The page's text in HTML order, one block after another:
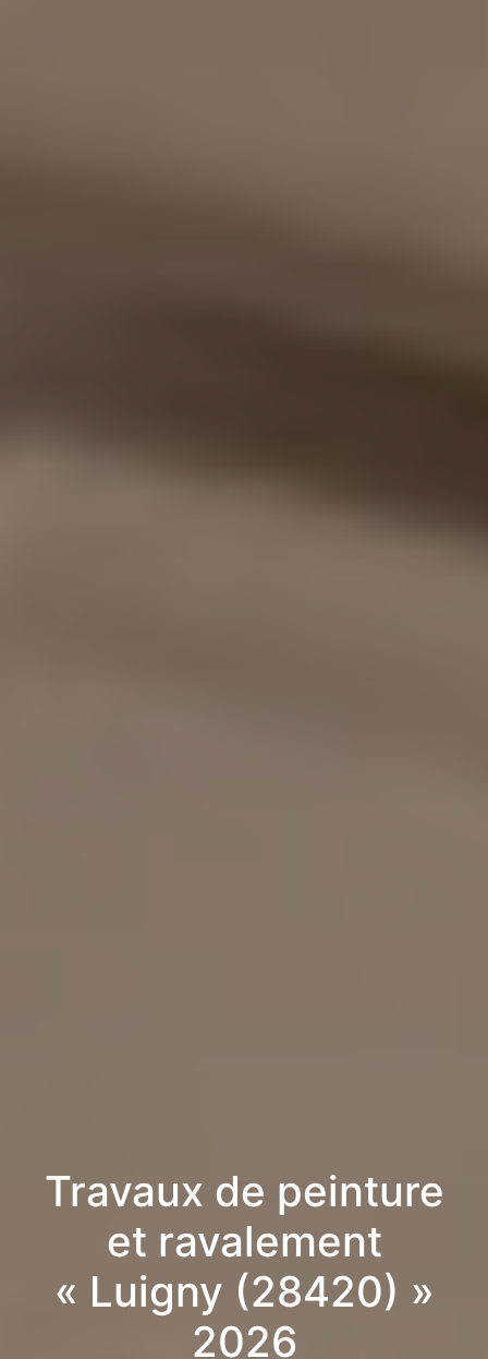
Travaux de peinture
et ravalement
« Luigny (28420) »
2026